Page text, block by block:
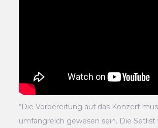
“Die Vorbereitung auf das Konzert
umfangreich gewesen sein. Die Setlist